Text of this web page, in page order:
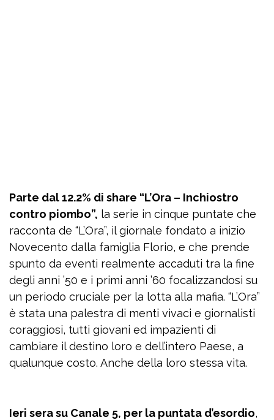
Parte dal 12.2% di share “L’Ora – Inchiostro
contro piombo”, la serie in cinque puntate che
racconta de “L’Ora”, il giornale fondato a inizio
Novecento dalla famiglia Florio, e che prende
spunto da eventi realmente accaduti tra la fine
degli anni ’50 e i primi anni ’60 focalizzandosi su
un periodo cruciale per la lotta alla mafia. “L’Ora”
è stata una palestra di menti vivaci e giornalisti
coraggiosi, tutti giovani ed impazienti di
cambiare il destino loro e dell’intero Paese, a
qualunque costo. Anche della loro stessa vita.
Ieri sera su Canale 5, per la puntata d’esordio,